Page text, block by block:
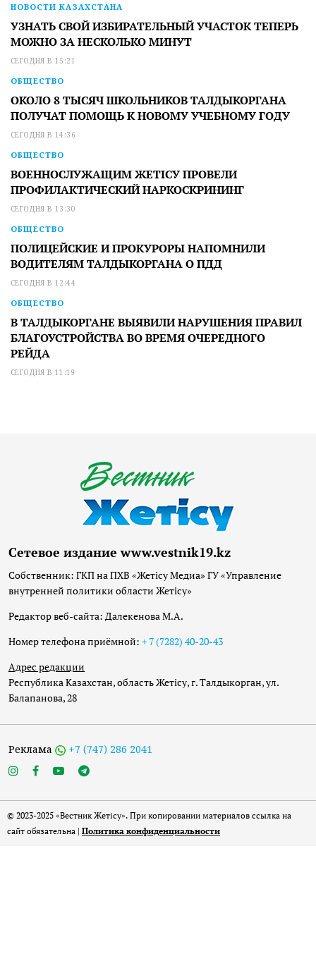
НОВОСТИ КАЗАХСТАНА
УЗНАТЬ СВОЙ ИЗБИРАТЕЛЬНЫЙ УЧАСТОК ТЕПЕРЬ
МОЖНО ЗА НЕСКОЛЬКО МИНУТ
СЕГОДНЯ В 15:21
ОБЩЕСТВО
ОКОЛО 8 ТЫСЯЧ ШКОЛЬНИКОВ ТАЛДЫКОРГАНА
ПОЛУЧАТ ПОМОЩЬ К НОВОМУ УЧЕБНОМУ ГОДУ
СЕГОДНЯ В 14:36
ОБЩЕСТВО
ВОЕННОСЛУЖАЩИМ ЖЕТІСУ ПРОВЕЛИ
ПРОФИЛАКТИЧЕСКИЙ НАРКОСКРИНИНГ
СЕГОДНЯ В 13:30
ОБЩЕСТВО
ПОЛИЦЕЙСКИЕ И ПРОКУРОРЫ НАПОМНИЛИ
ВОДИТЕЛЯМ ТАЛДЫКОРГАНА О ПДД
СЕГОДНЯ В 12:44
ОБЩЕСТВО
В ТАЛДЫКОРГАНЕ ВЫЯВИЛИ НАРУШЕНИЯ ПРАВИЛ
БЛАГОУСТРОЙСТВА ВО ВРЕМЯ ОЧЕРЕДНОГО
РЕЙДА
СЕГОДНЯ В 11:19
Сетевое издание www.vestnik19.kz
Собственник: ГКП на ПХВ «Жетісу Медиа» ГУ «Управление
внутренней политики области Жетісу»
Редактор веб-сайта: Далекенова М.А.
Номер телефона приёмной: + 7 (7282) 40-20-43
Адрес редакции
Республика Казахстан, область Жетісу, г. Талдыкорган, ул.
Балапанова, 28
Реклама +7 (747) 286 2041
© 2023-2025 «Вестник Жетісу». При копировании материалов ссылка на
сайт обязательна | Политика конфиденциальности